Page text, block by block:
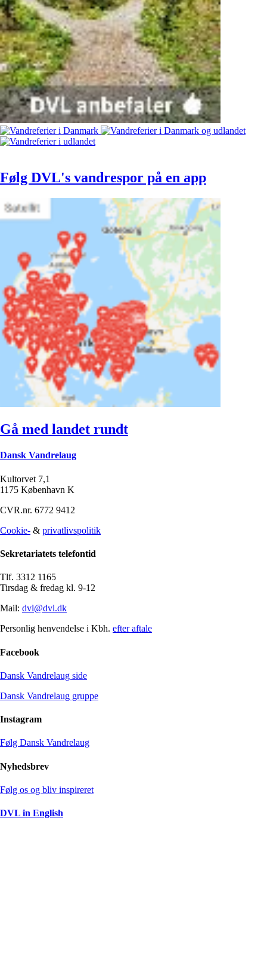
Følg DVL's vandrespor på en app
Gå med landet rundt
Dansk Vandrelaug
Kultorvet 7,1
1175 København K
CVR.nr. 6772 9412
Cookie- & privatlivspolitik
Sekretariatets telefontid
Tlf. 3312 1165
Tirsdag & fredag kl. 9-12
Mail: dvl@dvl.dk
Personlig henvendelse i Kbh. efter aftale
Facebook
Dansk Vandrelaug side
Dansk Vandrelaug gruppe
Instagram
Følg Dansk Vandrelaug
Nyhedsbrev
Følg os og bliv inspireret
DVL in English